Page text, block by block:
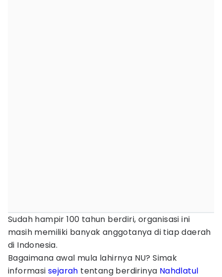
Sudah hampir 100 tahun berdiri, organisasi ini
masih memiliki banyak anggotanya di tiap daerah
di Indonesia.
Bagaimana awal mula lahirnya NU? Simak
informasisejarah tentang berdirinya Nahdlatul